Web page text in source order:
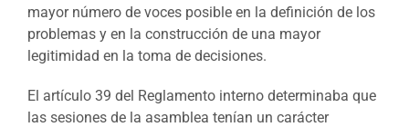
mayor número de voces posible en la definición de los
problemas y en la construcción de una mayor
legitimidad en la toma de decisiones.
El artículo 39 del Reglamento interno determinaba que
las sesiones de la asamblea tenían un carácter